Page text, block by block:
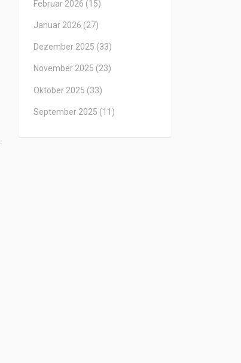
Februar 2026 (15)
Januar 2026 (27)
Dezember 2025 (33)
November 2025 (23)
Oktober 2025 (33)
September 2025 (11)